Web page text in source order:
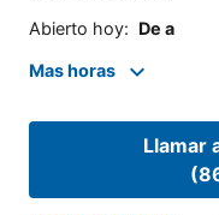
Abierto hoy: De a
Mas horas
Llamar